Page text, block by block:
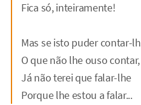
Fica só, inteiramente!
Mas se isto puder contar-
O que não lhe ouso contar,
Já não terei que falar-lhe
Porque lhe estou a falar...